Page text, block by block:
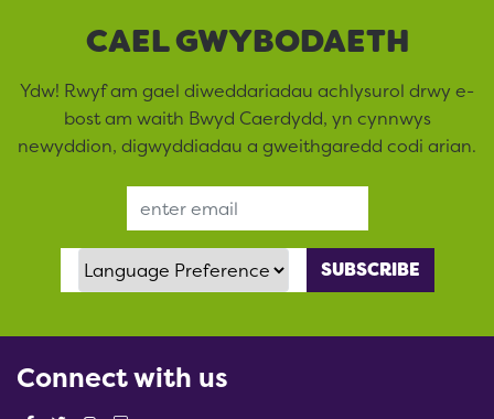
CAEL GWYBODAETH
Ydw! Rwyf am gael diweddariadau achlysurol drwy e-
bost am waith Bwyd Caerdydd, yn cynnwys
newyddion, digwyddiadau a gweithgaredd codi arian.
Language Preference
Connect with us